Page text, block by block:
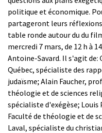
politique et économique.
partageront leurs
table ronde autour du du
mercredi 7 mars, de 12 h à
Antoine-Savard. Il s'agit de:
Québec, spécialiste des
judaïsme; Alain Faucher,
théologie et de sciences
spécialiste d'exégèse;
Faculté de théologie et de
Laval, spécialiste du